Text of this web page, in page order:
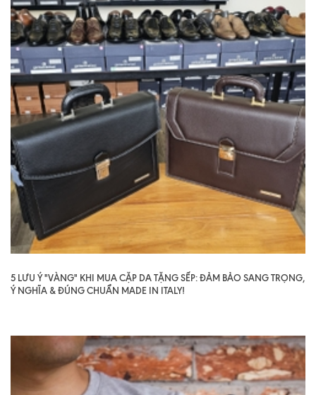
5 LƯU Ý "VÀNG" KHI MUA CẶP DA TẶNG SẾP: ĐẢM BẢO SANG TRỌNG,
Ý NGHĨA & ĐÚNG CHUẨN MADE IN ITALY!